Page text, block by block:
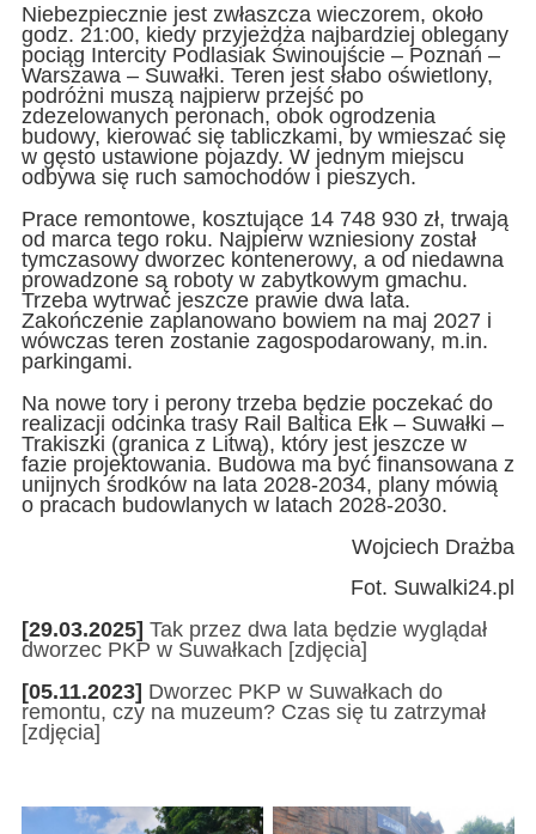
Niebezpiecznie jest zwłaszcza wieczorem, około
godz. 21:00, kiedy przyjeżdża najbardziej oblegany
pociąg Intercity Podlasiak Świnoujście – Poznań –
Warszawa – Suwałki. Teren jest słabo oświetlony,
podróżni muszą najpierw przejść po
zdezelowanych peronach, obok ogrodzenia
budowy, kierować się tabliczkami, by wmieszać się
w gęsto ustawione pojazdy. W jednym miejscu
odbywa się ruch samochodów i pieszych.
Prace remontowe, kosztujące 14 748 930 zł, trwają
od marca tego roku. Najpierw wzniesiony został
tymczasowy dworzec kontenerowy, a od niedawna
prowadzone są roboty w zabytkowym gmachu.
Trzeba wytrwać jeszcze prawie dwa lata.
Zakończenie zaplanowano bowiem na maj 2027 i
wówczas teren zostanie zagospodarowany, m.in.
parkingami.
Na nowe tory i perony trzeba będzie poczekać do
realizacji odcinka trasy Rail Baltica Ełk – Suwałki –
Trakiszki (granica z Litwą), który jest jeszcze w
fazie projektowania. Budowa ma być finansowana z
unijnych środków na lata 2028-2034, plany mówią
o pracach budowlanych w latach 2028-2030.
Wojciech Drażba
Fot. Suwalki24.pl
[29.03.2025] Tak przez dwa lata będzie wyglądał
dworzec PKP w Suwałkach [zdjęcia]
[05.11.2023] Dworzec PKP w Suwałkach do
remontu, czy na muzeum? Czas się tu zatrzymał
[zdjęcia]